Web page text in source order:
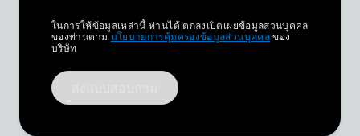
Privacy
Optin
ในการให้ข้อมูลเหล่านี้ ท่านได้ ตกลงเปิดเผยข้อมูลส่วนบุคคล
ของท่านตามนโยบายการคุ้มครองข้อมูลส่วนบุคคลของ
บริษัท